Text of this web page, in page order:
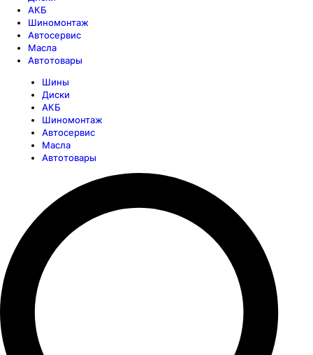
АКБ
Шиномонтаж
Автосервис
Масла
Автотовары
Шины
Диски
АКБ
Шиномонтаж
Автосервис
Масла
Автотовары